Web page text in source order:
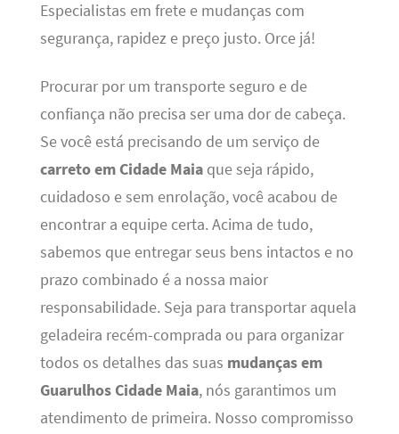
Especialistas em frete e mudanças com
segurança, rapidez e preço justo. Orce já!
Procurar por um transporte seguro e de
confiança não precisa ser uma dor de cabeça.
Se você está precisando de um serviço de
carreto em Cidade Maiaque seja rápido,
cuidadoso e sem enrolação, você acabou de
encontrar a equipe certa. Acima de tudo,
sabemos que entregar seus bens intactos e no
prazo combinado é a nossa maior
responsabilidade. Seja para transportar aquela
geladeira recém-comprada ou para organizar
todos os detalhes das suas mudanças em
Guarulhos Cidade Maia, nós garantimos um
atendimento de primeira. Nosso compromisso